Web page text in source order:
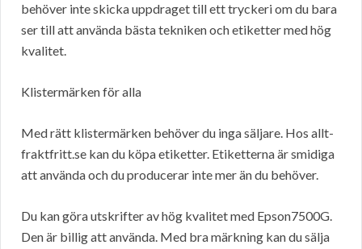
behöver inte skicka uppdraget till ett tryckeri om du bara
ser till att använda bästa tekniken och etiketter med hög
kvalitet.
Klistermärken för alla
Med rätt klistermärken behöver du inga säljare. Hos allt-
fraktfritt.se kan du köpa etiketter. Etiketterna är smidiga
att använda och du producerar inte mer än du behöver.
Du kan göra utskrifter av hög kvalitet med Epson7500G.
Den är billig att använda. Med bra märkning kan du sälja